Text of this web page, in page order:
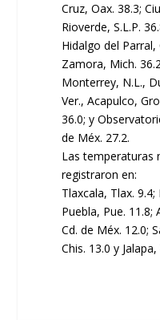
Cruz, Oax. 38.3;
Rioverde, S.L.P.
Hidalgo del Parral,
Zamora, Mich.
Monterrey, N.L.,
Ver., Acapulco,
36.0; y
de Méx. 27.2.
Las temperaturas
registraron en:
Tlaxcala, Tlax.
Puebla, Pue.
Cd. de Méx. 12.0;
Chis. 13.0 y Jalapa,